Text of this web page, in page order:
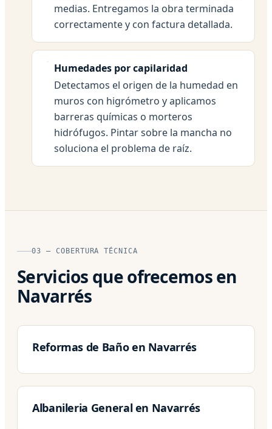
medias. Entregamos la obra terminada
correctamente y con factura detallada.
Humedades por capilaridad
Detectamos el origen de la humedad en
muros con higrómetro y aplicamos
barreras químicas o morteros
hidrófugos. Pintar sobre la mancha no
soluciona el problema de raíz.
03 — COBERTURA TÉCNICA
Servicios que ofrecemos en
Navarrés
Reformas de Baño en Navarrés
Albanileria General en Navarrés